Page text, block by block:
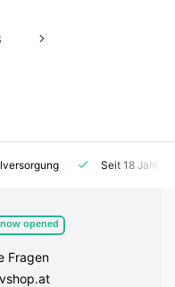
Seit 18
now opened
Fragen